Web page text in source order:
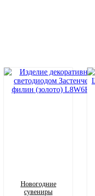
Новогодние
сувениры